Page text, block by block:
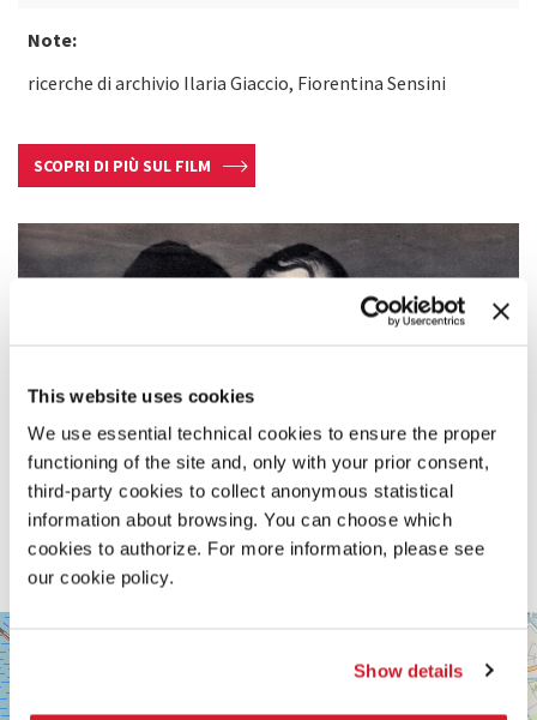
This website uses cookies
We use essential technical cookies to ensure the proper
functioning of the site and, only with your prior consent,
third-party cookies to collect anonymous statistical
information about browsing. You can choose which
cookies to authorize. For more information, please see
our cookie policy.
Show details
Note:
ricerche di archivio Ilaria Giaccio, Fiorentina Sensini
SCOPRI DI PIÙ SUL FILM
SALA
VOLPI
LUNGOMARE
MARCONI